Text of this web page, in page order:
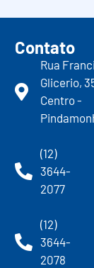
Contato
Rua
Glicerio,
Centro -
(12)
3644-
2077
(12)
3644-
2078